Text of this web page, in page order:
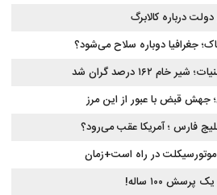
درباره کالابرگ
جغرافیا دوباره سلاح می‌شود؟
۱۶۲ درصد گران شد
جهش قبض با عبور از این مرز
فارس ؛ آمریکا عقب می‌رود؟
موتورسیکلت در راه است+زمان
۱۰۰ ساله!